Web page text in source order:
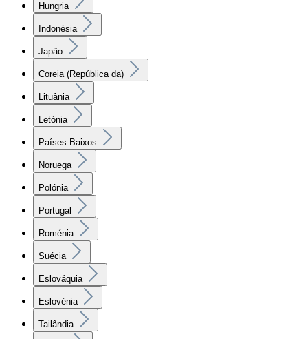
Hungria
Indonésia
Japão
Coreia (República da)
Lituânia
Letónia
Países Baixos
Noruega
Polónia
Portugal
Roménia
Suécia
Eslováquia
Eslovénia
Tailândia